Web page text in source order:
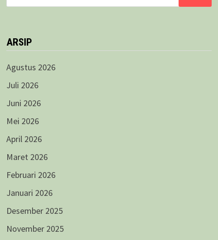
untuk:
ARSIP
Agustus 2026
Juli 2026
Juni 2026
Mei 2026
April 2026
Maret 2026
Februari 2026
Januari 2026
Desember 2025
November 2025